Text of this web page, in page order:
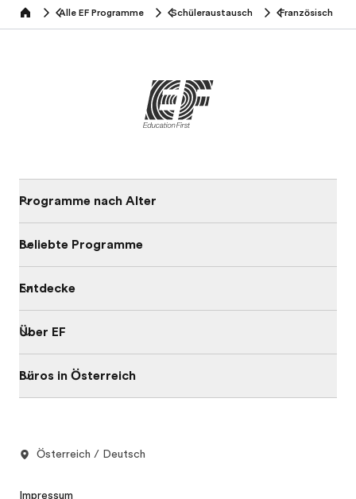
home Alle EF Programme Schüleraustausch Französisch
Programme nach Alter
Beliebte Programme
Entdecke
Über EF
Büros in Österreich
Österreich / Deutsch
Impressum